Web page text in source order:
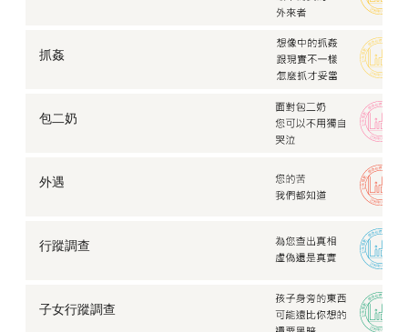
抓姦
包二奶
外遇
行蹤調查
子女行蹤調查